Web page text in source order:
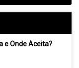
e Onde Aceita?